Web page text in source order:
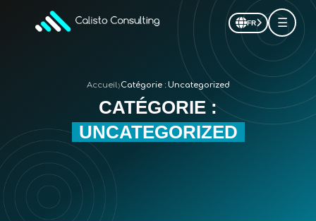
FR ☰
Accueil›Catégorie :Uncategorized
CATÉGORIE :
UNCATEGORIZED